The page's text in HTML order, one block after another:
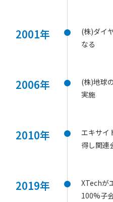
2001年
(株)ダイ
なる
2006年
(株)地球
実施
2010年
エキサイ
得し関連
2019年
XTechが
100%子